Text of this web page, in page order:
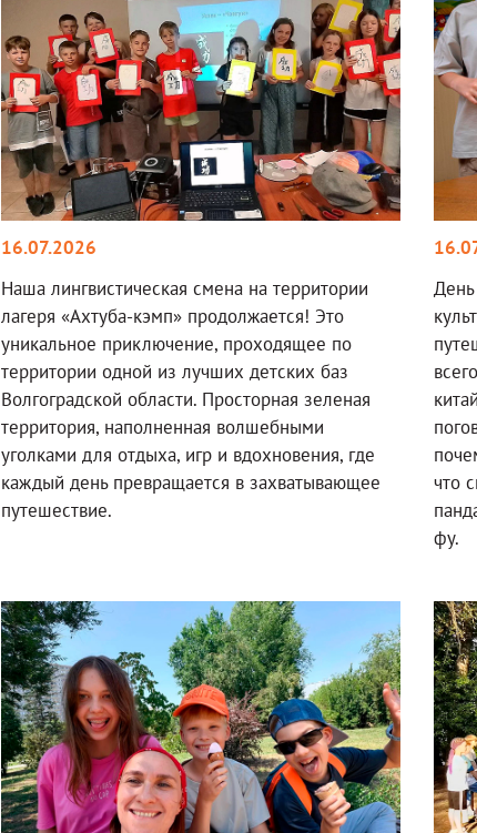
16.07.2026
Наша лингвистическая смена на территории
лагеря «Ахтуба-кэмп» продолжается! Это
уникальное приключение, проходящее по
территории одной из лучших детских баз
Волгоградской области. Просторная зеленая
территория, наполненная волшебными
уголками для отдыха, игр и вдохновения, где
каждый день превращается в захватывающее
путешествие.
что
фу.